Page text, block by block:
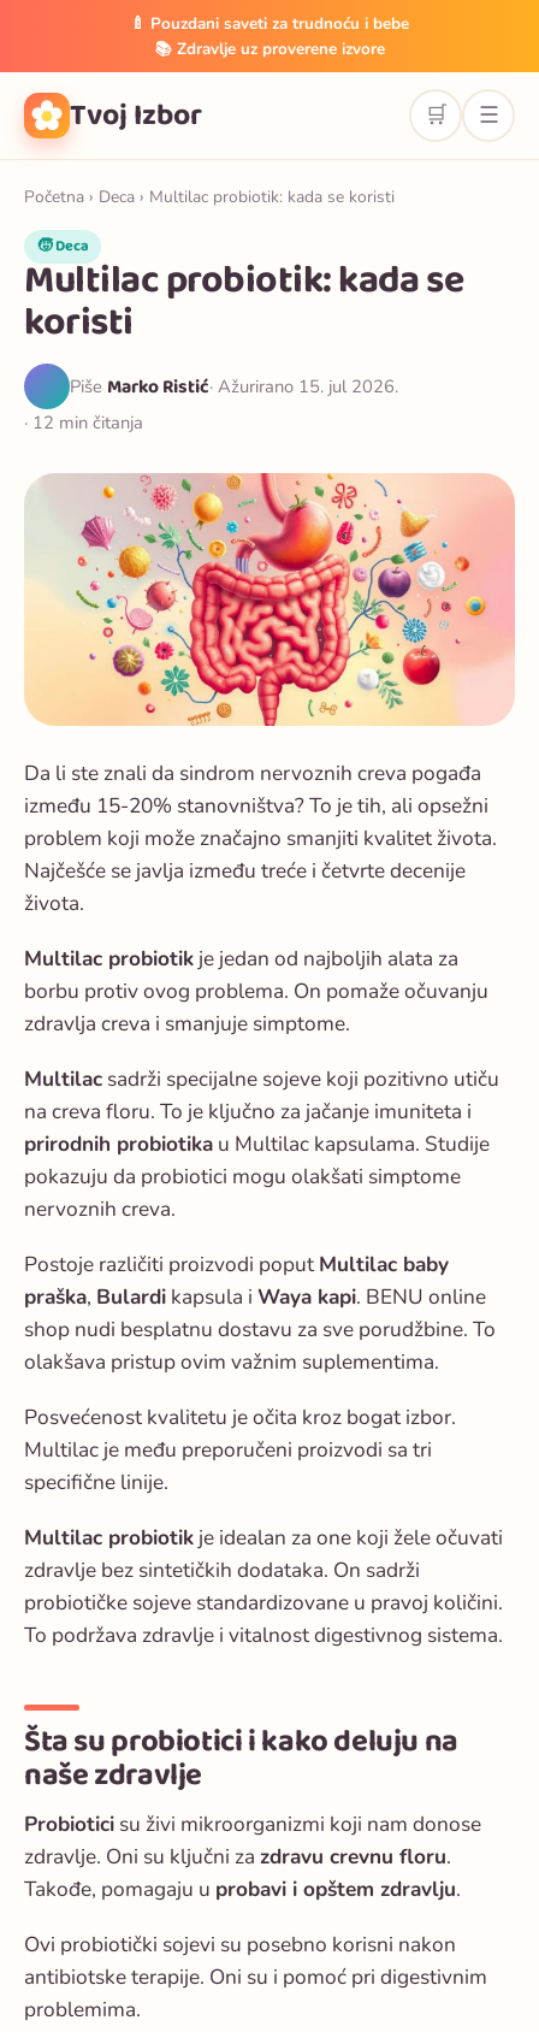
🍼 Pouzdani saveti za trudnoću i bebe
📚 Zdravlje uz proverene izvore
Tvoj Izbor 🛒 ☰
Početna › Deca › Multilac probiotik: kada se koristi
🧒 Deca
Multilac probiotik: kada se
koristi
Piše Marko Ristić· Ažurirano 15. jul 2026.
· 12 min čitanja
Da li ste znali da sindrom nervoznih creva pogađa
između 15-20% stanovništva? To je tih, ali opsežni
problem koji može značajno smanjiti kvalitet života.
Najčešće se javlja između treće i četvrte decenije
života.
Multilac probiotik je jedan od najboljih alata za
borbu protiv ovog problema. On pomaže očuvanju
zdravlja creva i smanjuje simptome.
Multilac sadrži specijalne sojeve koji pozitivno utiču
na creva floru. To je ključno za jačanje imuniteta i
prirodnih probiotika u Multilac kapsulama. Studije
pokazuju da probiotici mogu olakšati simptome
nervoznih creva.
Postoje različiti proizvodi poput Multilac baby
praška, Bulardi kapsula i Waya kapi. BENU online
shop nudi besplatnu dostavu za sve porudžbine. To
olakšava pristup ovim važnim suplementima.
Posvećenost kvalitetu je očita kroz bogat izbor.
Multilac je među preporučeni proizvodi sa tri
specifične linije.
Multilac probiotik je idealan za one koji žele očuvati
zdravlje bez sintetičkih dodataka. On sadrži
probiotičke sojeve standardizovane u pravoj količini.
To podržava zdravlje i vitalnost digestivnog sistema.
Šta su probiotici i kako deluju na
naše zdravlje
Probiotici su živi mikroorganizmi koji nam donose
zdravlje. Oni su ključni za zdravu crevnu floru.
Takođe, pomagaju u probavi i opštem zdravlju.
Ovi probiotički sojevi su posebno korisni nakon
antibiotske terapije. Oni su i pomoć pri digestivnim
problemima.